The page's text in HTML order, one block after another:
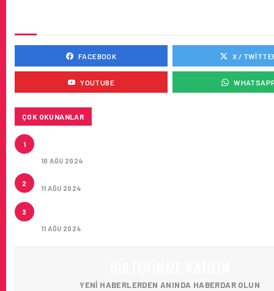
FACEBOOK X /
YOUTUBE
ÇOK OKUNANLAR
1
10 AĞU 2024
2
11 AĞU 2024
3
11 AĞU 2024
YENI HABERLERDEN ANINDA HABERDAR OLUN